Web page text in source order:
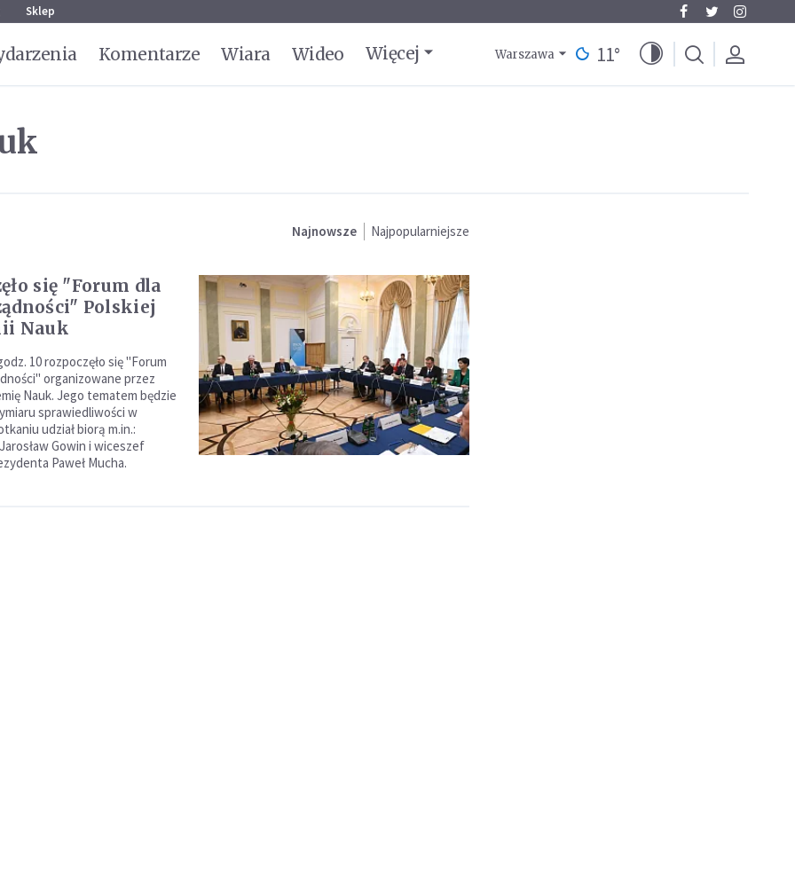
Sklep
Komentarze Wiara Wideo Więcej Warszawa 11°
Najnowsze Najpopularniejsze
się "Forum dla
Polskiej
Nauk
10 rozpoczęło się "Forum
organizowane przez
Nauk. Jego tematem będzie
sprawiedliwości w
udział biorą m.in.:
Gowin i wiceszef
Paweł Mucha.